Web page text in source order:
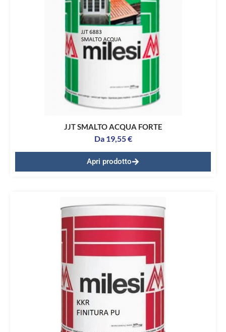
JJT SMALTO ACQUA FORTE
Da 19,55€
Apri prodotto